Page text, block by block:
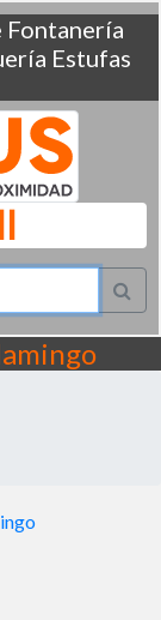
Fontanería
Estufas